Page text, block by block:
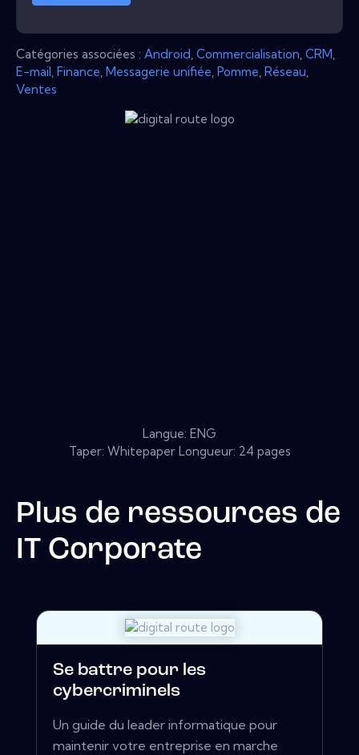
Catégories associées : Android Commercialisation CRM
E-mail Finance Messagerie unifiée Pomme Réseau
Ventes
Langue: ENG
Taper: Whitepaper Longueur: 24 pages
Plus de ressources de
IT Corporate
Se battre pour les
cybercriminels
Un guide du leader informatique pour
maintenir votre entreprise en marche